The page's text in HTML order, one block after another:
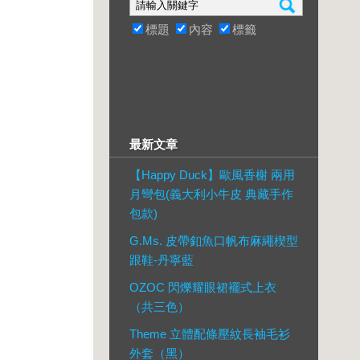
標題 內容 標籤
最新文章
【Happy Duck】歐風香榭 兩用
月彎包(義大利小牛皮 典藏手作
包款)
G.Ms. 皮帶釦魚口帆布麻繩楔型
跟鞋-丹寧藍
OZOC 閃爍耀眼裙襬式上衣
（共三色）
Theme 立體配條壓紋長袖毛衫
外套（黑）